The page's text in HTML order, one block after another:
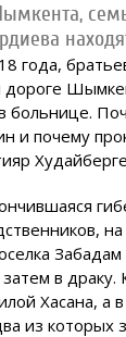
года,
дороге
больнице.
и почему
в
Хасана, а
из которых